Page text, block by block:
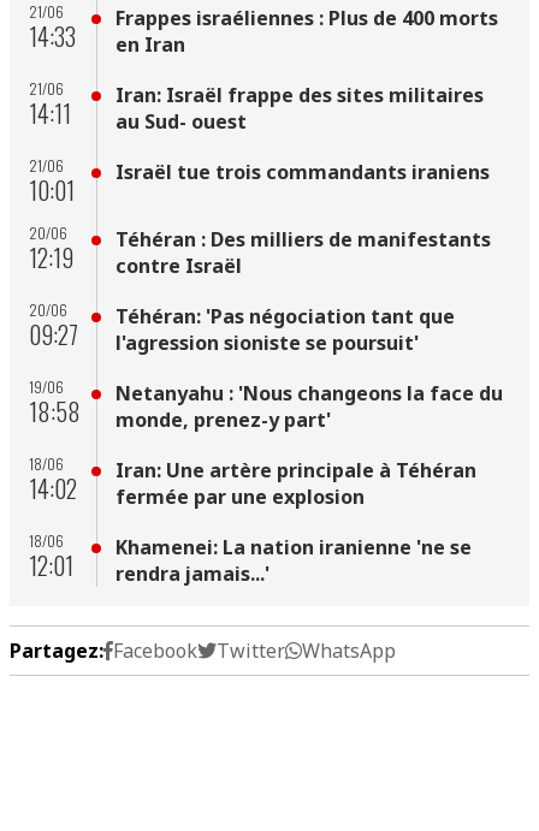
21/06
14:33
Frappes israéliennes : Plus de 400 morts
en Iran
21/06
14:11
Iran: Israël frappe des sites militaires
au Sud- ouest
21/06
10:01 Israël tue trois commandants iraniens
20/06
12:19
Téhéran : Des milliers de manifestants
contre Israël
20/06
09:27
Téhéran: 'Pas négociation tant que
l'agression sioniste se poursuit'
19/06
18:58
Netanyahu : 'Nous changeons la face du
monde, prenez-y part'
18/06
14:02
Iran: Une artère principale à Téhéran
fermée par une explosion
18/06
12:01
Khamenei: La nation iranienne 'ne se
rendra jamais...'
Partagez: Facebook Twitter WhatsApp